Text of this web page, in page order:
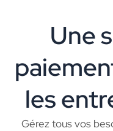
Une
les
Gérez tous vos